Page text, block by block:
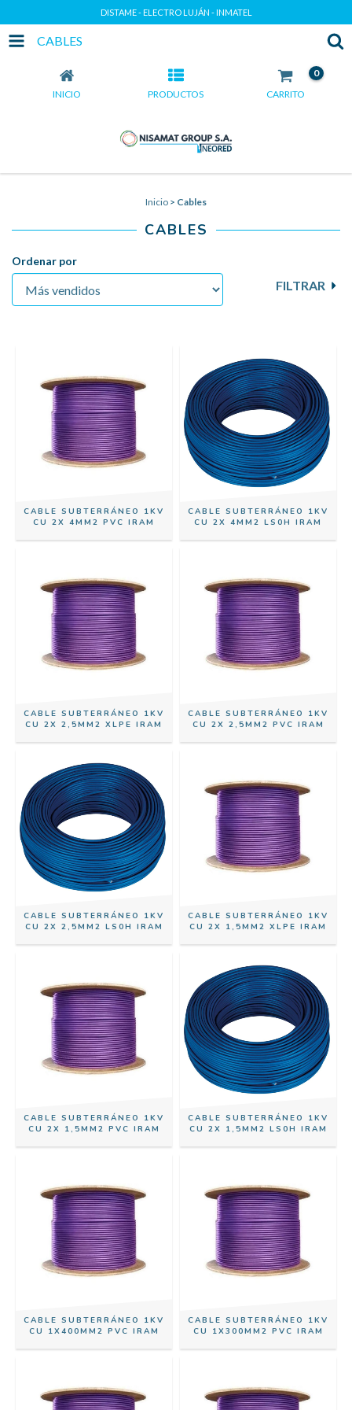
DISTAME - ELECTRO LUJÁN - INMATEL
CABLES
INICIO PRODUCTOS CARRITO
0
Inicio > Cables
CABLES
Ordenar por
FILTRAR
CABLE SUBTERRÁNEO 1KV
CU 2X 4MM2 PVC IRAM
CABLE SUBTERRÁNEO 1KV
CU 2X 4MM2 LS0H IRAM
CABLE SUBTERRÁNEO 1KV
CU 2X 2,5MM2 XLPE IRAM
CABLE SUBTERRÁNEO 1KV
CU 2X 2,5MM2 PVC IRAM
CABLE SUBTERRÁNEO 1KV
CU 2X 2,5MM2 LS0H IRAM
CABLE SUBTERRÁNEO 1KV
CU 2X 1,5MM2 XLPE IRAM
CABLE SUBTERRÁNEO 1KV
CU 2X 1,5MM2 PVC IRAM
CABLE SUBTERRÁNEO 1KV
CU 2X 1,5MM2 LS0H IRAM
CABLE SUBTERRÁNEO 1KV
CU 1X400MM2 PVC IRAM
CABLE SUBTERRÁNEO 1KV
CU 1X300MM2 PVC IRAM